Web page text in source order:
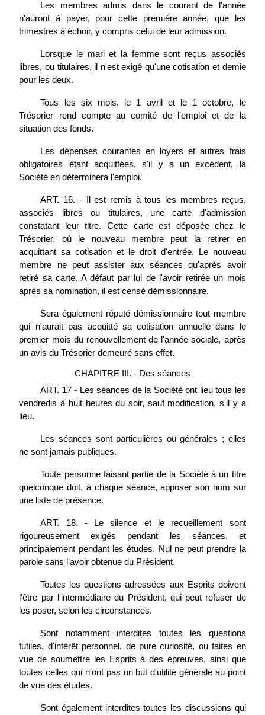
Les membres admis dans le courant de l'année
n'auront à payer, pour cette première année, que les
trimestres à échoir, y compris celui de leur admission.
Lorsque le mari et la femme sont reçus associés
libres, ou titulaires, il n'est exigé qu'une cotisation et demie
pour les deux.
Tous les six mois, le 1 avril et le 1 octobre, le
Trésorier rend compte au comité de l'emploi et de la
situation des fonds.
Les dépenses courantes en loyers et autres frais
obligatoires étant acquittées, s'il y a un excédent, la
Société en déterminera l'emploi.
ART. 16. - Il est remis à tous les membres reçus,
associés libres ou titulaires, une carte d'admission
constatant leur titre. Cette carte est déposée chez le
Trésorier, où le nouveau membre peut la retirer en
acquittant sa cotisation et le droit d'entrée. Le nouveau
membre ne peut assister aux séances qu'après avoir
retiré sa carte. A défaut par lui de l'avoir retirée un mois
après sa nomination, il est censé démissionnaire.
Sera également réputé démissionnaire tout membre
qui n'aurait pas acquitté sa cotisation annuelle dans le
premier mois du renouvellement de l'année sociale, après
un avis du Trésorier demeuré sans effet.
CHAPITRE III. - Des séances
ART. 17 - Les séances de la Société ont lieu tous les
vendredis à huit heures du soir, sauf modification, s'il y a
lieu.
Les séances sont particulières ou générales ; elles
ne sont jamais publiques.
Toute personne faisant partie de la Société à un titre
quelconque doit, à chaque séance, apposer son nom sur
une liste de présence.
ART. 18. - Le silence et le recueillement sont
rigoureusement exigés pendant les séances, et
principalement pendant les études. Nul ne peut prendre la
parole sans l'avoir obtenue du Président.
Toutes les questions adressées aux Esprits doivent
l'être par l'intermédiaire du Président, qui peut refuser de
les poser, selon les circonstances.
Sont notamment interdites toutes les questions
futiles, d'intérêt personnel, de pure curiosité, ou faites en
vue de soumettre les Esprits à des épreuves, ainsi que
toutes celles qui n'ont pas un but d'utilité générale au point
de vue des études.
Sont également interdites toutes les discussions qui